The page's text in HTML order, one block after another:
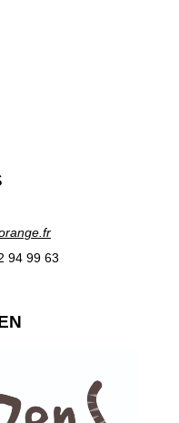
94 99 63